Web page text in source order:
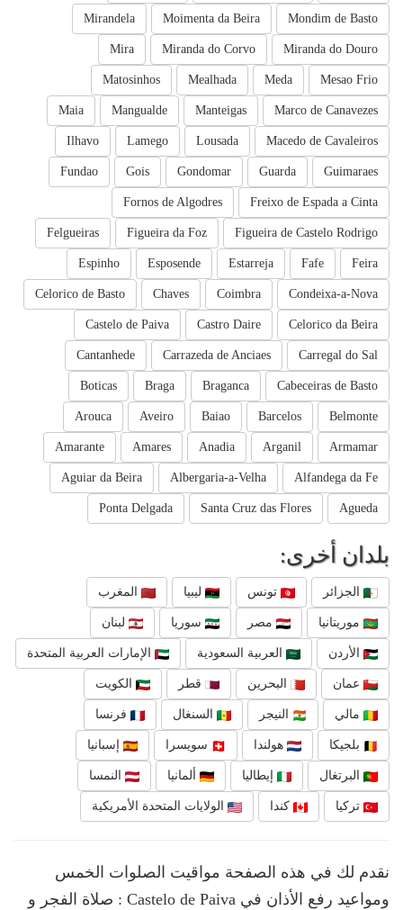
Mondim de Basto
Moimenta da Beira
Mirandela
Miranda do Douro
Miranda do Corvo
Mira
Mesao Frio
Meda
Mealhada
Matosinhos
Marco de Canavezes
Manteigas
Mangualde
Maia
Macedo de Cavaleiros
Lousada
Lamego
Ilhavo
Guimaraes
Guarda
Gondomar
Gois
Fundao
Freixo de Espada a Cinta
Fornos de Algodres
Figueira de Castelo Rodrigo
Figueira da Foz
Felgueiras
Feira
Fafe
Estarreja
Esposende
Espinho
Condeixa-a-Nova
Coimbra
Chaves
Celorico de Basto
Celorico da Beira
Castro Daire
Castelo de Paiva
Carregal do Sal
Carrazeda de Anciaes
Cantanhede
Cabeceiras de Basto
Braganca
Braga
Boticas
Belmonte
Barcelos
Baiao
Aveiro
Arouca
Armamar
Arganil
Anadia
Amares
Amarante
Alfandega da Fe
Albergaria-a-Velha
Aguiar da Beira
Agueda
Santa Cruz das Flores
Ponta Delgada
بلدان أخرى:
الجزائر تونس ليبيا المغرب
موريتانيا مصر سوريا لبنان
الأردن العربية السعودية الإمارات العربية المتحدة
عمان البحرين قطر الكويت
مالي النيجر السنغال فرنسا
بلجيكا هولندا سويسرا إسبانيا
البرتغال إيطاليا ألمانيا النمسا
تركيا كندا الولايات المتحدة الأمريكية
نقدم لك في هذه الصفحة مواقيت الصلوات الخمس
ومواعيد رفع الأذان في Castelo de Paiva : صلاة الفجر و